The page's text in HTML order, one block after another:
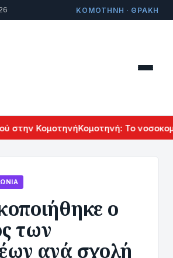
ΚΟΜΟΤΗΝΗ · ΘΡΑΚΗ
στην ΚομοτηνήΚομοτηνή: Το
ο
των
ανά σχολή